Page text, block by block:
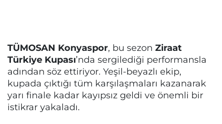
TÜMOSAN Konyaspor, bu sezon Ziraat
Türkiye Kupası’nda sergilediği performansla
adından söz ettiriyor. Yeşil-beyazlı ekip,
kupada çıktığı tüm karşılaşmaları kazanarak
yarı finale kadar kayıpsız geldi ve önemli bir
istikrar yakaladı.